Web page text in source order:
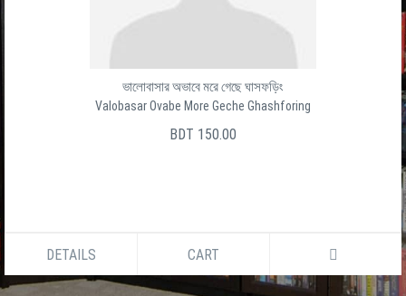
ভালোবাসার অভাবে মরে গেছে ঘাসফড়িং
Valobasar Ovabe More Geche Ghashforing
BDT 150.00
DETAILS CART